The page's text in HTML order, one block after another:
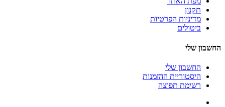
תקנון
מדיניות הפרטיות
ביטולים
החשבון שלי
החשבון שלי
היסטוריית ההזמנות
רשימת תפוצה